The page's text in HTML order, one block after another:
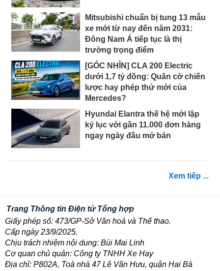
Mitsubishi chuẩn bị tung 13 mẫu
xe mới từ nay đến năm 2031:
Đông Nam Á tiếp tục là thị
trường trọng điểm
[GÓC NHÌN] CLA 200 Electric
dưới 1,7 tỷ đồng: Quân cờ chiến
lược hay phép thử mới của
Mercedes?
Hyundai Elantra thế hệ mới lập
kỷ lục với gần 11.000 đơn hàng
ngay ngày đầu mở bán
Xem tiếp ...
Trang Thông tin Điện tử Tổng hợp
Giấy phép số: 473/GP-Sở Văn hoá và Thể thao.
Cấp ngày 23/9/2025.
Chịu trách nhiệm nội dung: Bùi Mai Linh
Cơ quan chủ quản: Công ty TNHH Xe Hay
Địa chỉ: P802A, Toà nhà 47 Lê Văn Hưu, quận Hai Bà